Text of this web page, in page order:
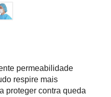
permeabilidade
respire mais
proteger contra queda